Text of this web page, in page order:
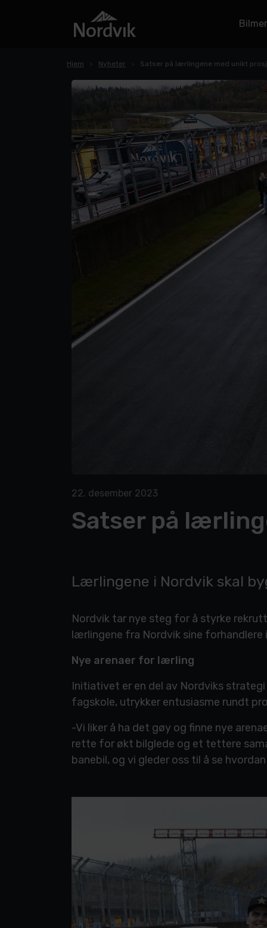
Hjem Nyheter Satser på lærlingene med unikt
22. desember 2023
Satser på
Lærlingene i Nordvik skal
Nordvik tar nye steg for å styrke
lærlingene fra Nordvik sine forhandlere
Nye arenaer for lærling
Initiativet er en del av Nordviks
fagskole, utrykker entusiasme rundt
-Vi liker å ha det gøy og finne nye
rette for økt bilglede og et tettere
banebil, og vi gleder oss til å se